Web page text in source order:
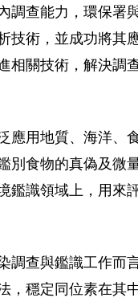
調查能力，環保署
技術，並成功將其
相關技術，解決調
應用地質、海洋、
別食物的真偽及微
鑑識領域上，用來
調查與鑑識工作而
，穩定同位素在其